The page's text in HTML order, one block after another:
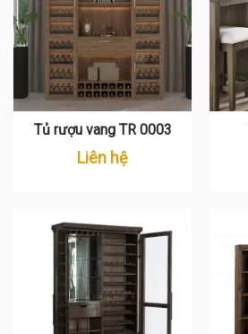
Tủ rượu vang TR 0003
Liên hệ